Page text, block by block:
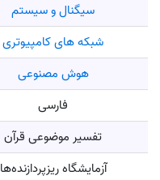
سیگنال و سیستم
شبکه های کامپیوتری
هوش مصنوعی
فارسی
تفسیر موضوعی قرآن
آزمایشگاه ریزپردازنده‌ها